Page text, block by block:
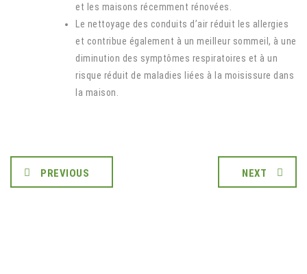
et les maisons récemment rénovées.
Le nettoyage des conduits d’air réduit les allergies
et contribue également à un meilleur sommeil, à une
diminution des symptômes respiratoires et à un
risque réduit de maladies liées à la moisissure dans
la maison.
PREVIOUS NEXT